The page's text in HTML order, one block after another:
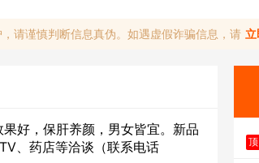
请谨慎判断信息真伪。如遇虚假诈骗信息，请 立
好，保肝养颜，男女皆宜。新品
、药店等洽谈（联系电话
顶